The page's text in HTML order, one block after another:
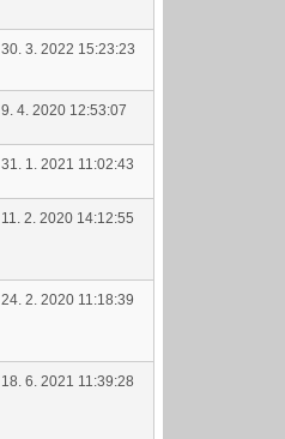
30. 3. 2022 15:23:23
9. 4. 2020 12:53:07
31. 1. 2021 11:02:43
11. 2. 2020 14:12:55
24. 2. 2020 11:18:39
18. 6. 2021 11:39:28